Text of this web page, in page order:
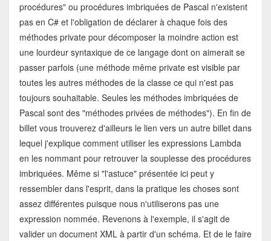
procédures" ou procédures imbriquées de Pascal n'existent
pas en C# et l'obligation de déclarer à chaque fois des
méthodes private pour décomposer la moindre action est
une lourdeur syntaxique de ce langage dont on aimerait se
passer parfois (une méthode même private est visible par
toutes les autres méthodes de la classe ce qui n'est pas
toujours souhaitable. Seules les méthodes imbriquées de
Pascal sont des "méthodes privées de méthodes"). En fin de
billet vous trouverez d'ailleurs le lien vers un autre billet dans
lequel j'explique comment utiliser les expressions Lambda
en les nommant pour retrouver la souplesse des procédures
imbriquées. Même si "l'astuce" présentée ici peut y
ressembler dans l'esprit, dans la pratique les choses sont
assez différentes puisque nous n'utiliserons pas une
expression nommée. Revenons à l'exemple, il s'agit de
valider un document XML à partir d'un schéma. Et de le faire